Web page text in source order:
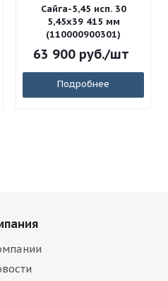
Сайга-5,45 исп. 30
5,45x39 415 мм
(110000900301)
63 900руб./шт
Подробнее